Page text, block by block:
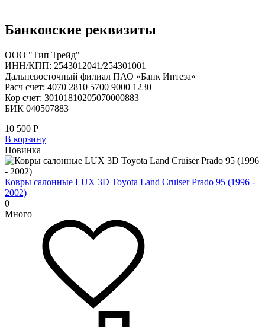
Банковские реквизиты
ООО "Тип Трейд"
ИНН/КПП: 2543012041/254301001
Дальневосточный филиал ПАО «Банк Интеза»
Расч счет: 4070 2810 5700 9000 1230
Кор счет: 30101810205070000883
БИК 040507883
10 500 Р
В корзину
Новинка
Ковры салонные LUX 3D Toyota Land Cruiser Prado 95 (1996 -
2002)
0
Много